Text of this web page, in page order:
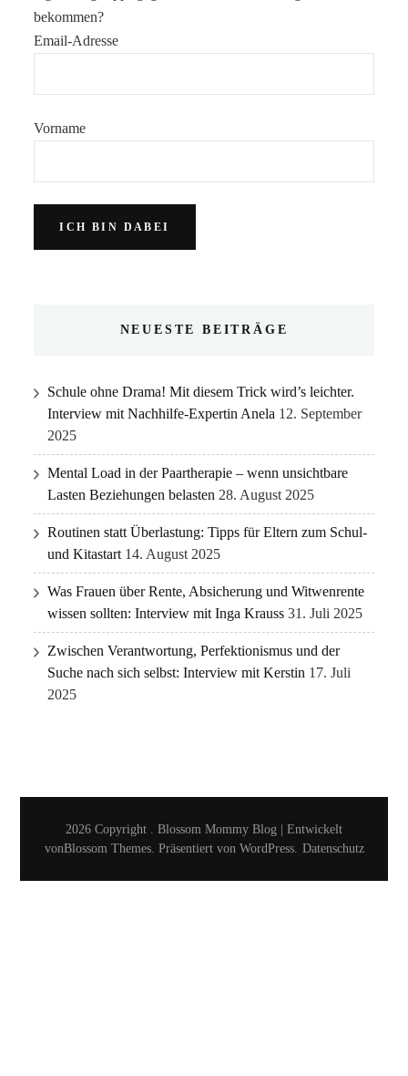
bekommen?
Email-Adresse
Vorname
NEUESTE BEITRÄGE
Schule ohne Drama! Mit diesem Trick wird’s leichter.
Interview mit Nachhilfe-Expertin Anela 12. September
2025
Mental Load in der Paartherapie – wenn unsichtbare
Lasten Beziehungen belasten 28. August 2025
Routinen statt Überlastung: Tipps für Eltern zum Schul-
und Kitastart 14. August 2025
Was Frauen über Rente, Absicherung und Witwenrente
wissen sollten: Interview mit Inga Krauss 31. Juli 2025
Zwischen Verantwortung, Perfektionismus und der
Suche nach sich selbst: Interview mit Kerstin 17. Juli
2025
2026 Copyright . Blossom Mommy Blog | Entwickelt
vonBlossom Themes. Präsentiert von WordPress. Datenschutz